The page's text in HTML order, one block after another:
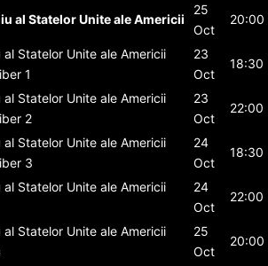
al Statelor Unite ale Americii
25
Oct
20:00
al Statelor Unite ale Americii
1
23
Oct
18:30
al Statelor Unite ale Americii
2
23
Oct
22:00
al Statelor Unite ale Americii
3
24
Oct
18:30
al Statelor Unite ale Americii
24
Oct
22:00
al Statelor Unite ale Americii
25
Oct
20:00